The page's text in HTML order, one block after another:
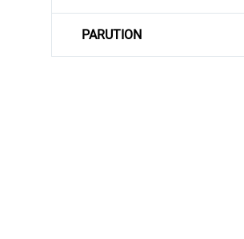
PARUTION